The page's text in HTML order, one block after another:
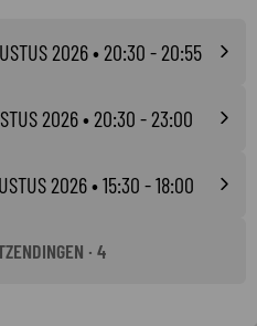
2026• 20:30 - 20:55
2026• 20:30 - 23:00
2026• 15:30 - 18:00
· 4